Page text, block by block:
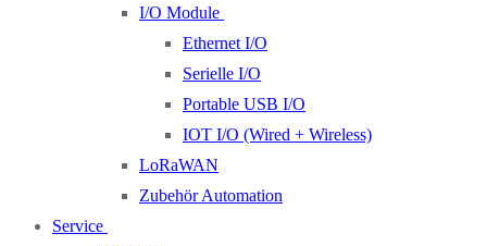
I/O Module
Ethernet I/O
Serielle I/O
Portable USB I/O
IOT I/O (Wired + Wireless)
LoRaWAN
Zubehör Automation
Service